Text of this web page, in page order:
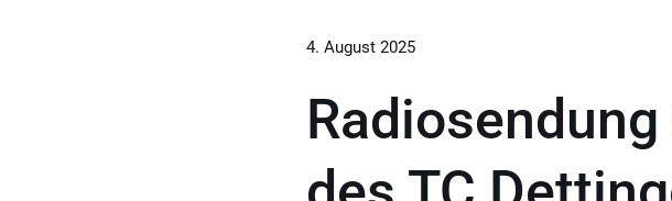
4. August 2025